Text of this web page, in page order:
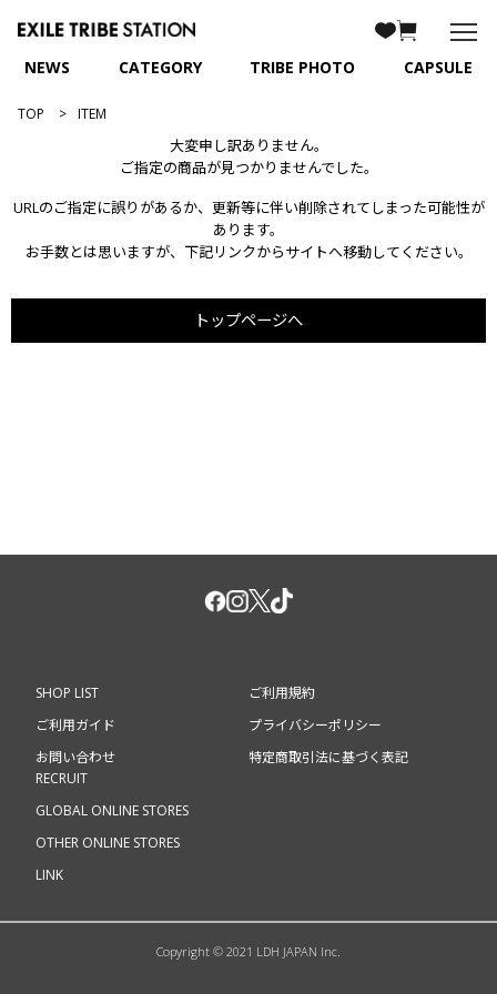
NEWS CATEGORY TRIBE PHOTO CAPSULE
TOP ITEM
大変申し訳ありません。
ご指定の商品が見つかりませんでした。
URLのご指定に誤りがあるか、更新等に伴い削除されてしまった可能性が
あります。
お手数とは思いますが、下記リンクからサイトへ移動してください。
トップページへ
SHOP LIST
ご利用ガイド
お問い合わせ
ご利用規約
プライバシーポリシー
特定商取引法に基づく表記
RECRUIT
GLOBAL ONLINE STORES
OTHER ONLINE STORES
LINK
Copyright © 2021 LDH JAPAN Inc.